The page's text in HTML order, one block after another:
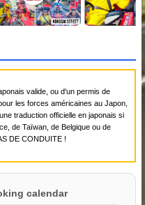
valide, ou d'un permis de
les forces américaines au Japon,
traduction officielle en japonais si
de Taïwan, de Belgique ou de
DE CONDUITE !
calendar